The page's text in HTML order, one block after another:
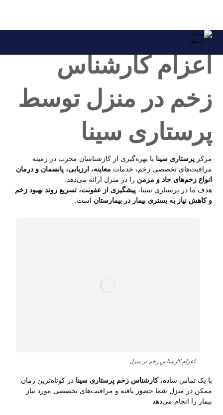
اعزام کارشناس
زخم در منزل توسط
پرستاری سینا
مرکزپرستاری سینا با بهره‌گیری از کارشناسان مجرب در زمینه
مراقبت‌های تخصصی زخم، خدمات معاینه، ارزیابی، پانسمان و درمان
انواع زخم‌های حاد و مزمن را در منزل ارائه می‌دهد.
هدف ما در پرستاری سینا،پیشگیری از عفونت، تسریع روند بهبود زخم
و کاهش نیاز به بستری بیمار در بیمارستان است.
اعزام کارشناس زخم در منزل
با یک تماس ساده،کارشناس زخم پرستاری سینا در کوتاه‌ترین زمان
ممکن در منزل شما حضور یافته و مراقبت‌های تخصصی مورد نیاز
بیمار را انجام می‌دهد